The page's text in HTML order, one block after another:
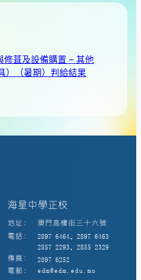
葺及設備購置 – 其他
）（暑期）判給結果
海星中學正校
地址:
澳門高樓街三十六號
電話:
2897 6464、2897 6463
2857 2293、2855 2329
傳真:
2897 6252
電郵:
edm@edm.edu.mo